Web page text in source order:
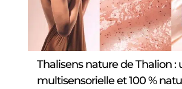
Thalisens nature de Thalion :
multisensorielle et 100 %